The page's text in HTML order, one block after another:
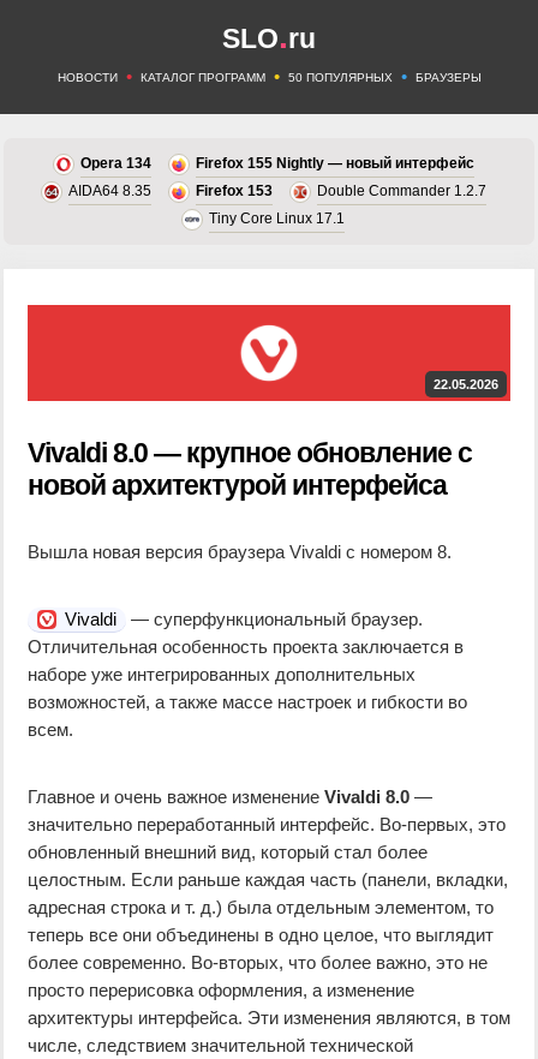
SLO.ru
НОВОСТИ • КАТАЛОГ ПРОГРАММ • 50 ПОПУЛЯРНЫХ • БРАУЗЕРЫ
Opera 134
Firefox 155 Nightly — новый интерфейс
AIDA64 8.35
Firefox 153
Double Commander 1.2.7
Tiny Core Linux 17.1
22.05.2026
Vivaldi 8.0 — крупное обновление с
новой архитектурой интерфейса
Вышла новая версия браузера Vivaldi с номером 8.
Vivaldi
— суперфункциональный браузер.
Отличительная особенность проекта заключается в
наборе уже интегрированных дополнительных
возможностей, а также массе настроек и гибкости во
всем.
Главное и очень важное изменение Vivaldi 8.0 —
значительно переработанный интерфейс. Во-первых, это
обновленный внешний вид, который стал более
целостным. Если раньше каждая часть (панели, вкладки,
адресная строка и т. д.) была отдельным элементом, то
теперь все они объединены в одно целое, что выглядит
более современно. Во-вторых, что более важно, это не
просто перерисовка оформления, а изменение
архитектуры интерфейса. Эти изменения являются, в том
числе, следствием значительной технической